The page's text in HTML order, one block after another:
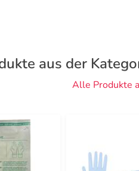
aus der
Alle Produkte